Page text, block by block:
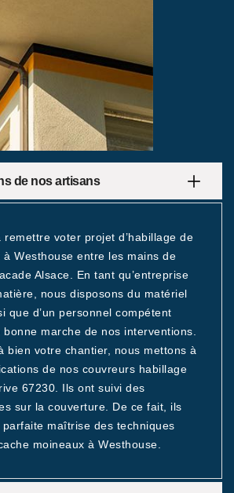
de nos artisans
remettre voter projet d’habillage de
Westhouse entre les mains de
Alsace. En tant qu’entreprise
nous disposons du matériel
que d’un personnel compétent
marche de nos interventions.
bien votre chantier, nous mettons à
de nos couvreurs habillage
67230. Ils ont suivi des
sur la couverture. De ce fait, ils
maîtrise des techniques
moineaux à Westhouse.